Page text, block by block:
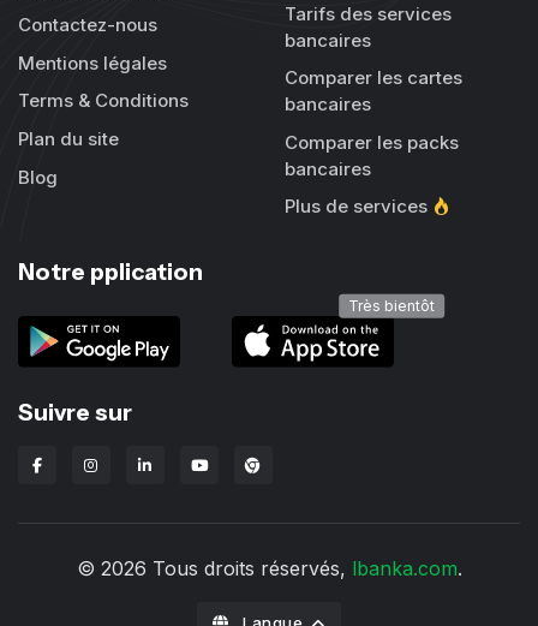
Contactez-nous
Mentions légales
Terms & Conditions
Plan du site
Blog
Tarifs des services
bancaires
Comparer les cartes
bancaires
Comparer les packs
bancaires
Plus de services
Notre pplication
Très bientôt
Suivre sur
Extension Chrome Lbanka
© 2026 Tous droits réservés, lbanka.com.
Langue